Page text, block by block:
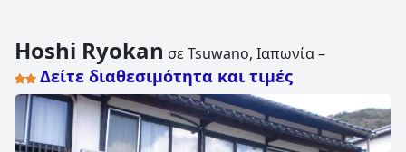
Hoshi Ryokan σε Tsuwano, Ιαπωνία –
Δείτε διαθεσιμότητα και τιμές